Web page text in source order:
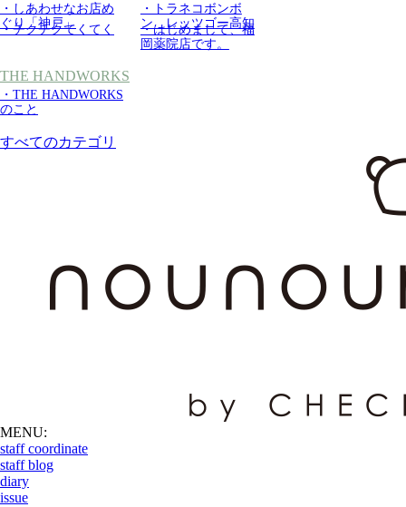
・しあわせなお店め
ぐり「神戸」
・トラネコボンボ
ン レッツゴー高知
・チクチクてくてく
・はじめまして、福
岡薬院店です。
THE HANDWORKS
・THE HANDWORKS
のこと
すべてのカテゴリ
MENU:
staff coordinate
staff blog
diary
issue